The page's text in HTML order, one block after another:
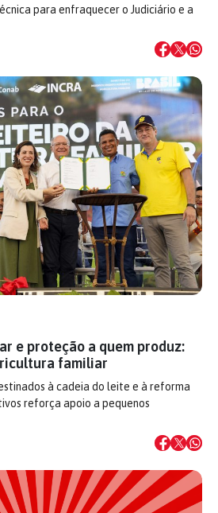
para enfraquecer o Judiciário e a
e proteção a quem produz:
familiar
à cadeia do leite e à reforma
reforça apoio a pequenos